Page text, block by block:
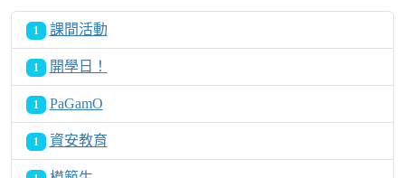
1 課間活動
1 開學日！
1 PaGamO
1 資安教育